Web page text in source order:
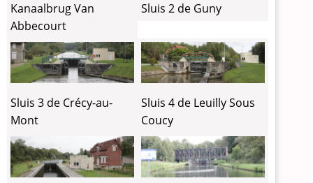
Kanaalbrug Van
Abbecourt
Sluis 2 de Guny
Sluis 3 de Crécy-au-
Mont
Sluis 4 de Leuilly Sous
Coucy